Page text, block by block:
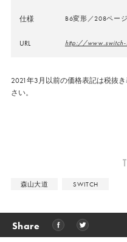
仕様 B6変形／208ページ
URL http://www.switch-
2021年3月以前の価格表記は税抜
さい。
森山大道 SWITCH
Share